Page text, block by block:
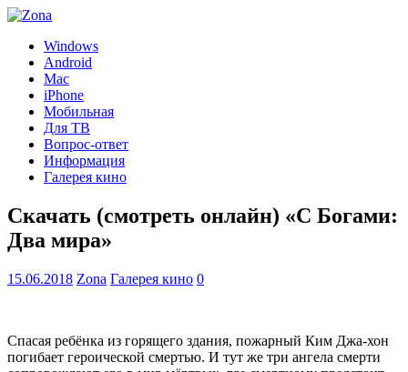
Windows
Android
Mac
iPhone
Мобильная
Для ТВ
Вопрос-ответ
Информация
Галерея кино
Скачать (смотреть онлайн) «С Богами:
Два мира»
15.06.2018 Zona Галерея кино 0
Спасая ребёнка из горящего здания, пожарный Ким Джа-хон
погибает героической смертью. И тут же три ангела смерти